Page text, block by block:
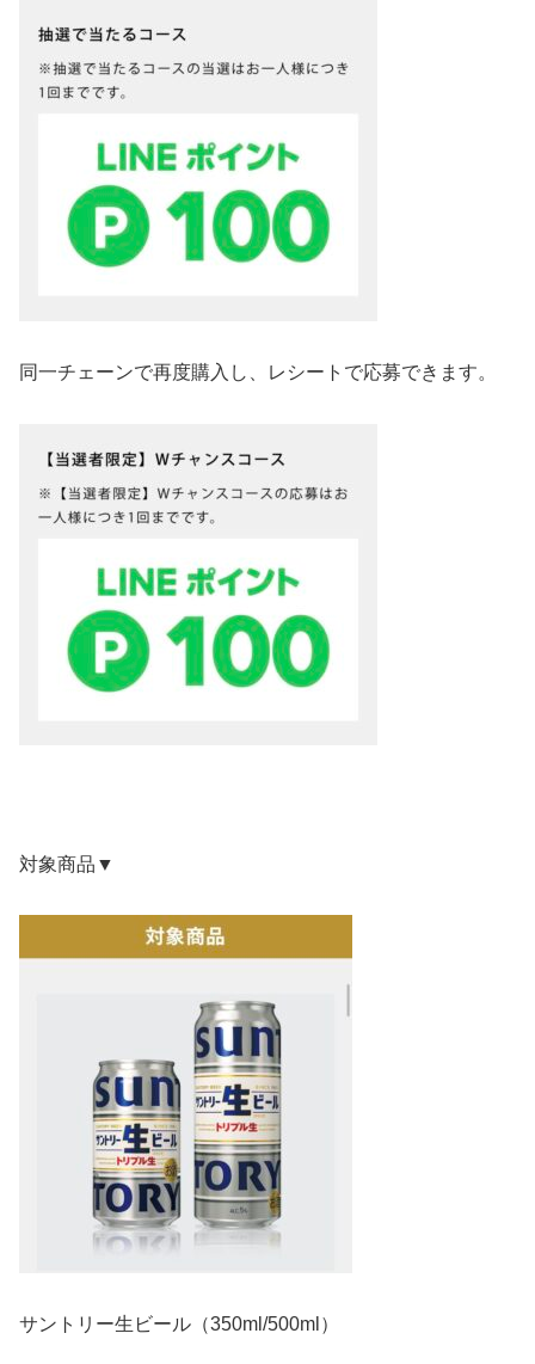
同一チェーンで再度購入し、レシートで応募できます。
対象商品▼
サントリー生ビール（350ml/500ml）